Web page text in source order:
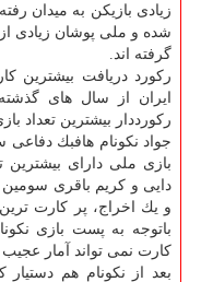
زیادی بازیكن به میدان
شده و ملی پوشان زیادی
گرفته اند.
ركورد دریافت بیشترین
ایران از سال های
ركورددار بیشترین تعداد
و یك اخراج، پر كارت
باتوجه به پست بازی
كارت نمی تواند آمار عجیب
بعد از نكونام هم دستیار